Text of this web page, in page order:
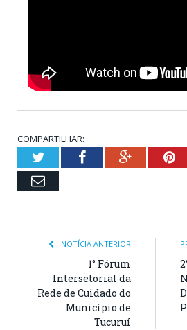
COMPARTILHAR:
TwitterFacebookGoogle+
Email
NOTÍCIA ANTERIOR
1° Fórum
Intersetorial da
Rede de Cuidado do
Município de
Tucuruí